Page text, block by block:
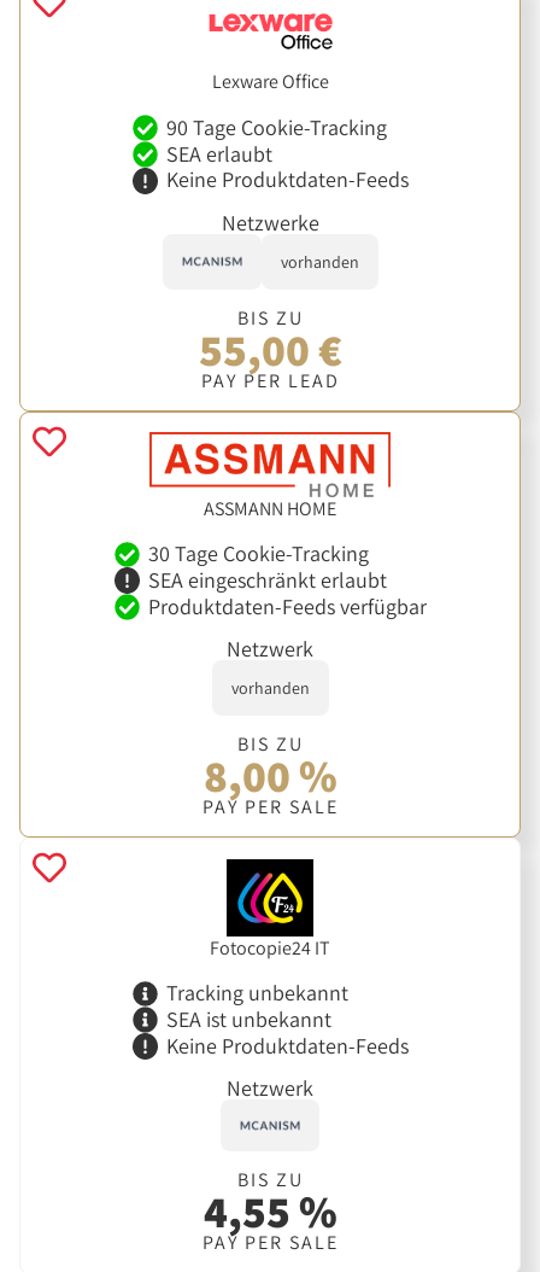
Lexware Office
90 Tage Cookie-Tracking
SEA erlaubt
Keine Produktdaten-Feeds
Netzwerke
vorhanden
BIS ZU
55,00 €
PAY PER LEAD
ASSMANN HOME
30 Tage Cookie-Tracking
SEA eingeschränkt erlaubt
Produktdaten-Feeds verfügbar
Netzwerk
vorhanden
BIS ZU
8,00 %
PAY PER SALE
Fotocopie24 IT
Tracking unbekannt
SEA ist unbekannt
Keine Produktdaten-Feeds
Netzwerk
BIS ZU
4,55 %
PAY PER SALE